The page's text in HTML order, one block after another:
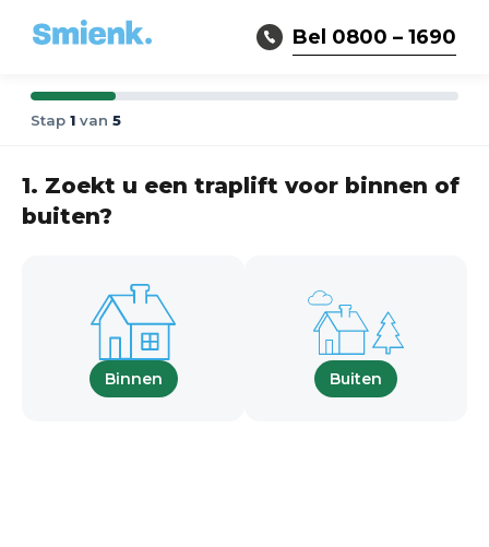
Bel 0800 – 1690
Stap 1 van 5
1. Zoekt u een traplift voor binnen of
buiten?
Binnen Buiten